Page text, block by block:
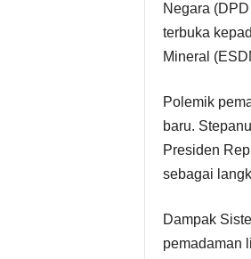
Negara
terbuka
Mineral
Polemik
baru.
Presiden
sebagai
Dampak
pemadaman